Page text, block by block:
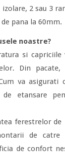
izolare, 2 sau 3
pana la 60mm.
noastre?
si capriciile
Din pacate,
va asigurati
de etansare
ferestrelor de
de catre
de confort